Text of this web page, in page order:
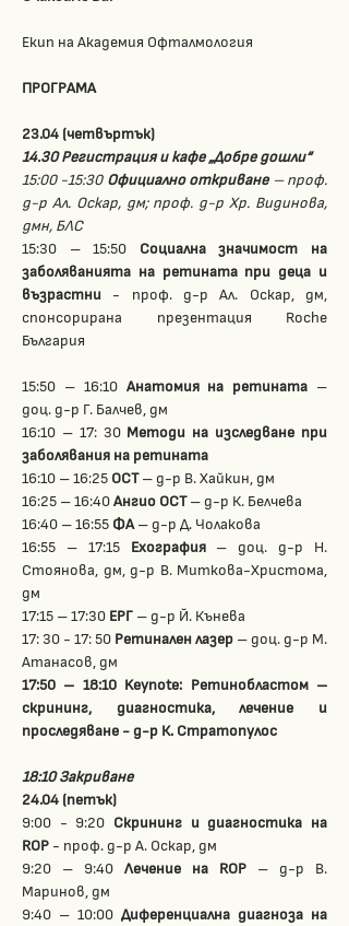
Екип на Академия Офталмология
ПРОГРАМА
23.04 (четвъртък)
14.30 Регистрация и кафе „Добре дошли“
15:00 -15:30 Официално откриване – проф.
д-р Ал. Оскар, дм; проф. д-р Хр. Видинова,
дмн, БЛС
15:30 – 15:50 Социална значимост на
заболяванията на ретината при деца и
възрастни - проф. д-р Ал. Оскар, дм,
спонсорирана презентация Roche
България
15:50 – 16:10 Анатомия на ретината –
доц. д-р Г. Балчев, дм
16:10 – 17: 30 Методи на изследване при
заболявания на ретината
16:10 – 16:25 ОСТ – д-р В. Хайкин, дм
16:25 – 16:40 Ангио ОСТ – д-р К. Белчева
16:40 – 16:55 ФА – д-р Д. Чолакова
16:55 – 17:15
Ехография – доц. д-р Н.
Стоянова, дм, д-р В. Миткова-Христома,
дм
17:15 – 17:30 ЕРГ – д-р Й. Кънева
17: 30 - 17: 50 Ретинален лазер – доц. д-р М.
Атанасов, дм
17:50 – 18:10 Keynote:
Ретинобластом –
скрининг, диагностика, лечение и
проследяване - д-р К. Стратопулос
18:10 Закриване
24.04 (петък)
9:00 - 9:20 Скрининг и диагностика на
ROP - проф. д-р А. Оскар, дм
9:20 – 9:40 Лечение на ROP – д-р В.
Маринов, дм
9:40 – 10:00 Диференциална диагноза на